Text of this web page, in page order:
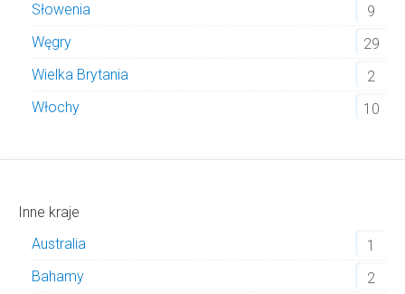
Słowenia
9
Węgry
29
Wielka Brytania
2
Włochy
10
Inne kraje
Australia
1
Bahamy
2